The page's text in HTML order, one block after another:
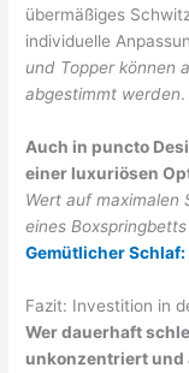
übermäßiges
individuelle
und Topper können
abgestimmt werden.
Auch in puncto
einer luxuriösen
Wert auf
eines
Gemütlicher
Fazit: Investition in
Wer dauerhaft
unkonzentriert und